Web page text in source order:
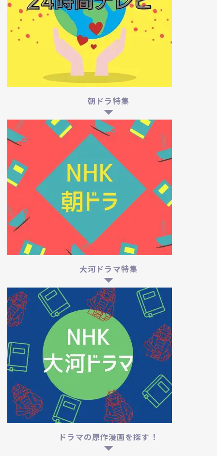
朝ドラ特集
大河ドラマ特集
ドラマの原作漫画を探す！